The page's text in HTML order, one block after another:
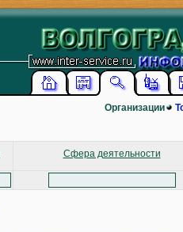
Организации
Сфера деятельности